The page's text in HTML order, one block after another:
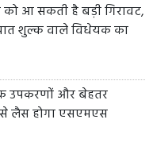
को आ सकती है बड़ी गिरावट,
शुल्क वाले विधेयक का
उपकरणों और बेहतर
लैस होगा एसएमएस